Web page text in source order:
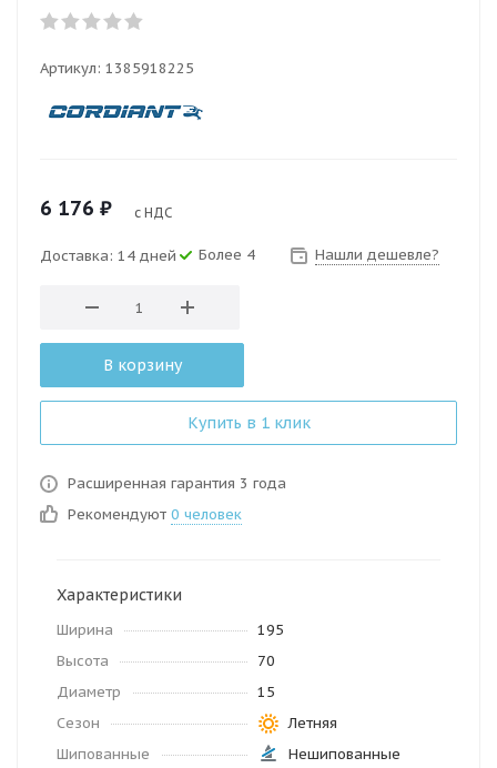
Артикул: 1385918225
6 176 ₽ с НДС
Доставка: 14 дней Более 4 Нашли дешевле?
В корзину
Купить в 1 клик
Расширенная гарантия 3 года
Рекомендуют 0 человек
Характеристики
Ширина
195
Высота
70
Диаметр
15
Сезон
Летняя
Шипованные
Нешипованные